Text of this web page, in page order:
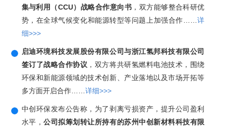
集与利用（CCU）战略合作意向书 ，双方能够整合科研优
势，在全球气候变化和能源转型等问题上加强合作…… 详
细>>>
启迪环境科技发展股份有限公司与浙江氢邦科技有限公司
签订了战略合作协议 ，双方将共研氢燃料电池技术，围绕
环保和新能源领域的技术创新、产业落地以及市场开拓等
多方面开启合作…… 详细>>>
中创环保发布公告称，为了剥离亏损资产，提升公司盈利
水平，公司拟筹划转让所持有的苏州中创新材料科技有限